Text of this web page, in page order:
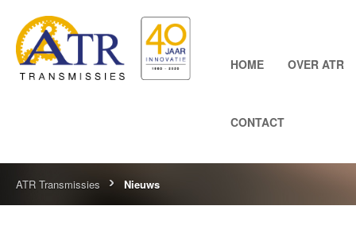
HOME OVER ATR
CONTACT
ATR Transmissies Nieuws